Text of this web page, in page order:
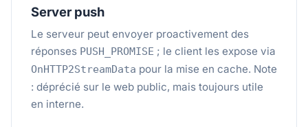
Server push
Le serveur peut envoyer proactivement des
réponses PUSH_PROMISE ; le client les expose via
OnHTTP2StreamData pour la mise en cache. Note
: déprécié sur le web public, mais toujours utile
en interne.